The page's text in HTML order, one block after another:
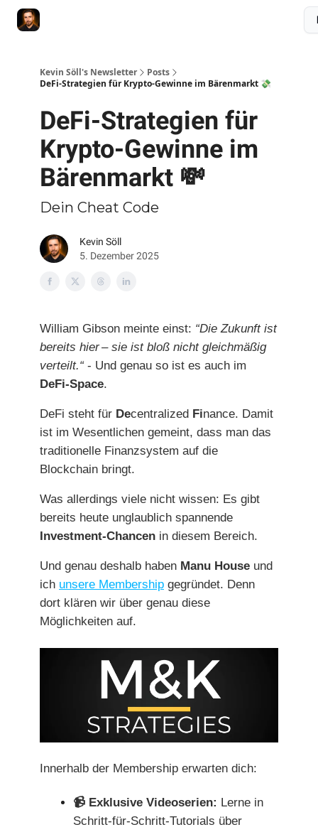
Kevin Söll's Newsletter
Posts
DeFi-Strategien für Krypto-Gewinne im Bärenmarkt 💸
DeFi-Strategien für
Krypto-Gewinne im
Bärenmarkt 💸
Dein Cheat Code
Kevin Söll
5. Dezember 2025
William Gibson meinte einst: “Die Zukunft ist
bereits hier – sie ist bloß nicht gleichmäßig
verteilt.“ - Und genau so ist es auch im
DeFi-Space.
DeFi steht für Decentralized Finance. Damit
ist im Wesentlichen gemeint, dass man das
traditionelle Finanzsystem auf die
Blockchain bringt.
Was allerdings viele nicht wissen: Es gibt
bereits heute unglaublich spannende
Investment-Chancen in diesem Bereich.
Und genau deshalb haben Manu House und
ich unsere Membership gegründet. Denn
dort klären wir über genau diese
Möglichkeiten auf.
Innerhalb der Membership erwarten dich:
📹 Exklusive Videoserien: Lerne in
Schritt-für-Schritt-Tutorials über